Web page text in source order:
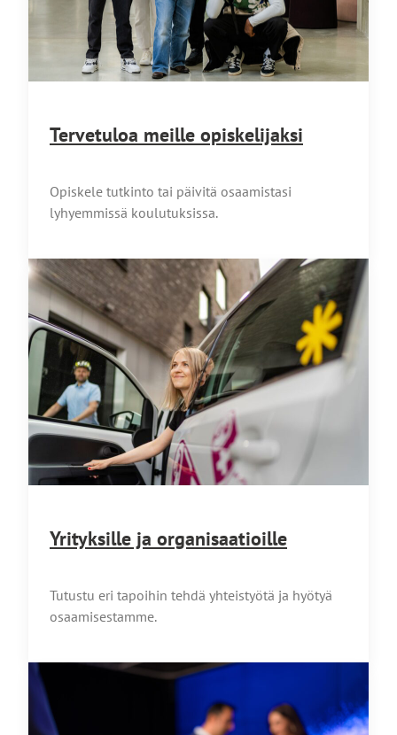
Tervetuloa meille opiskelijaksi
Opiskele tutkinto tai päivitä osaamistasi
lyhyemmissä koulutuksissa.
Yrityksille ja organisaatioille
Tutustu eri tapoihin tehdä yhteistyötä ja hyötyä
osaamisestamme.